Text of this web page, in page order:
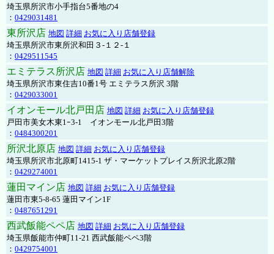
埼玉県所沢市小手指台5番地の4
： 0429031481
東所沢店 地図 詳細 お気に入り店舗登録
埼玉県所沢市東所沢和田３-１２-１
： 0429511545
エミテラス所沢店 地図 詳細 お気に入り店舗解除
埼玉県所沢市東住吉10番1号 エミテラス所沢 3階
： 0429033001
イオンモール北戸田店 地図 詳細 お気に入り店舗登録
戸田市美女木東1ｰ3‐1 イオンモール北戸田3階
： 0484300201
所沢北原店 地図 詳細 お気に入り店舗登録
埼玉県所沢市北原町1415-1 ザ・マーケットプレイス所沢北原2階
： 0429274001
蓮田マイン店 地図 詳細 お気に入り店舗登録
蓮田市東5-8-65 蓮田マイン1F
： 0487651291
西武飯能ペペ店 地図 詳細 お気に入り店舗登録
埼玉県飯能市仲町11-21 西武飯能ペペ3階
： 0429754001